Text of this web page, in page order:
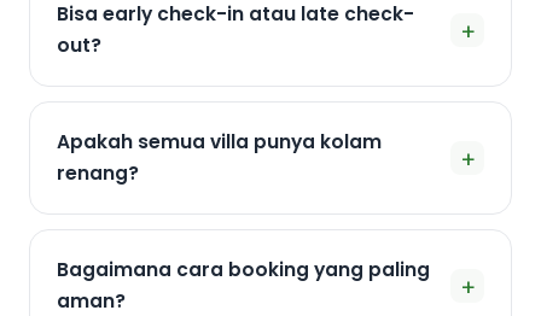
Bisa early check-in atau late check-
out?
+
Apakah semua villa punya kolam
renang?
+
Bagaimana cara booking yang paling
aman?
+